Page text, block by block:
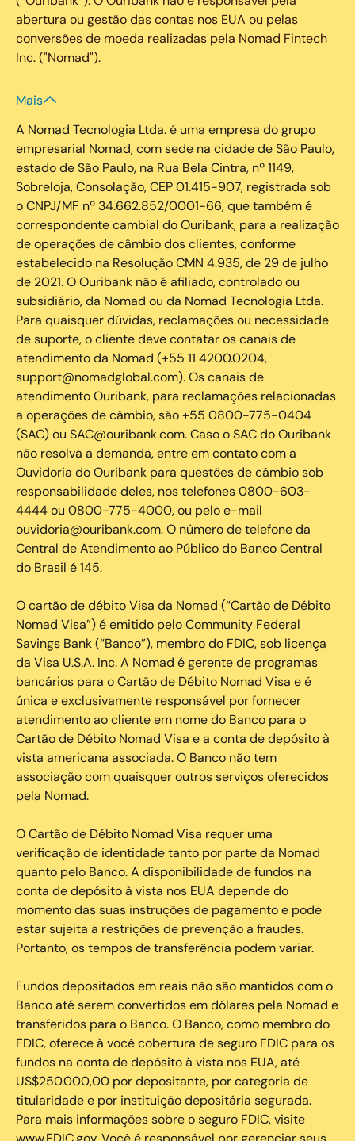
abertura ou gestão das contas nos EUA ou pelas
conversões de moeda realizadas pela Nomad Fintech
Inc. ("Nomad").
Mais
A Nomad Tecnologia Ltda. é uma empresa do grupo
empresarial Nomad, com sede na cidade de São Paulo,
estado de São Paulo, na Rua Bela Cintra, nº 1149,
Sobreloja, Consolação, CEP 01.415-907, registrada sob
o CNPJ/MF nº 34.662.852/0001-66, que também é
correspondente cambial do Ouribank, para a realização
de operações de câmbio dos clientes, conforme
estabelecido na Resolução CMN 4.935, de 29 de julho
de 2021. O Ouribank não é afiliado, controlado ou
subsidiário, da Nomad ou da Nomad Tecnologia Ltda.
Para quaisquer dúvidas, reclamações ou necessidade
de suporte, o cliente deve contatar os canais de
atendimento da Nomad (+55 11 4200.0204,
support@nomadglobal.com). Os canais de
atendimento Ouribank, para reclamações relacionadas
a operações de câmbio, são +55 0800-775-0404
(SAC) ou SAC@ouribank.com. Caso o SAC do Ouribank
não resolva a demanda, entre em contato com a
Ouvidoria do Ouribank para questões de câmbio sob
responsabilidade deles, nos telefones 0800-603-
4444 ou 0800-775-4000, ou pelo e-mail
ouvidoria@ouribank.com. O número de telefone da
Central de Atendimento ao Público do Banco Central
do Brasil é 145.
O cartão de débito Visa da Nomad (“Cartão de Débito
Nomad Visa”) é emitido pelo Community Federal
Savings Bank (“Banco”), membro do FDIC, sob licença
da Visa U.S.A. Inc. A Nomad é gerente de programas
bancários para o Cartão de Débito Nomad Visa e é
única e exclusivamente responsável por fornecer
atendimento ao cliente em nome do Banco para o
Cartão de Débito Nomad Visa e a conta de depósito à
vista americana associada. O Banco não tem
associação com quaisquer outros serviços oferecidos
pela Nomad.
O Cartão de Débito Nomad Visa requer uma
verificação de identidade tanto por parte da Nomad
quanto pelo Banco. A disponibilidade de fundos na
conta de depósito à vista nos EUA depende do
momento das suas instruções de pagamento e pode
estar sujeita a restrições de prevenção a fraudes.
Portanto, os tempos de transferência podem variar.
Fundos depositados em reais não são mantidos com o
Banco até serem convertidos em dólares pela Nomad e
transferidos para o Banco. O Banco, como membro do
FDIC, oferece à você cobertura de seguro FDIC para os
fundos na conta de depósito à vista nos EUA, até
US$250.000,00 por depositante, por categoria de
titularidade e por instituição depositária segurada.
Para mais informações sobre o seguro FDIC, visite